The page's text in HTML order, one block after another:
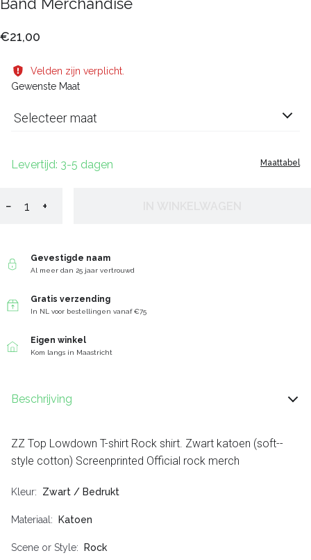
€21,00
Velden zijn verplicht.
Gewenste Maat
Selecteer maat
Maattabel
Levertijd: 3-5 dagen
− +
Gevestigde naam
Al meer dan 25 jaar vertrouwd
Gratis verzending
In NL voor bestellingen vanaf €75
Eigen winkel
Kom langs in Maastricht
Beschrijving
ZZ Top Lowdown T-shirt Rock shirt. Zwart katoen (soft--
style cotton) Screenprinted Official rock merch
Kleur Zwart / Bedrukt
Materiaal Katoen
Scene or Style Rock